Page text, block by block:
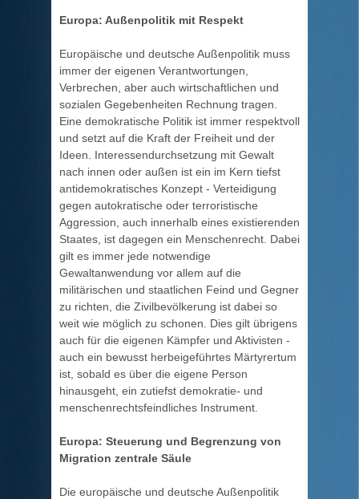
Europa: Außenpolitik mit Respekt
Europäische und deutsche Außenpolitik muss
immer der eigenen Verantwortungen,
Verbrechen, aber auch wirtschaftlichen und
sozialen Gegebenheiten Rechnung tragen.
Eine demokratische Politik ist immer respektvoll
und setzt auf die Kraft der Freiheit und der
Ideen. Interessendurchsetzung mit Gewalt
nach innen oder außen ist ein im Kern tiefst
antidemokratisches Konzept - Verteidigung
gegen autokratische oder terroristische
Aggression, auch innerhalb eines existierenden
Staates, ist dagegen ein Menschenrecht. Dabei
gilt es immer jede notwendige
Gewaltanwendung vor allem auf die
militärischen und staatlichen Feind und Gegner
zu richten, die Zivilbevölkerung ist dabei so
weit wie möglich zu schonen. Dies gilt übrigens
auch für die eigenen Kämpfer und Aktivisten -
auch ein bewusst herbeigeführtes Märtyrertum
ist, sobald es über die eigene Person
hinausgeht, ein zutiefst demokratie- und
menschenrechtsfeindliches Instrument.
Europa: Steuerung und Begrenzung von
Migration zentrale Säule
Die europäische und deutsche Außenpolitik